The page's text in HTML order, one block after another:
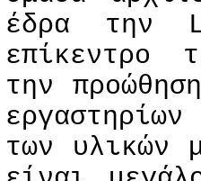
έδρα την
επίκεντρο
την
των υλικών